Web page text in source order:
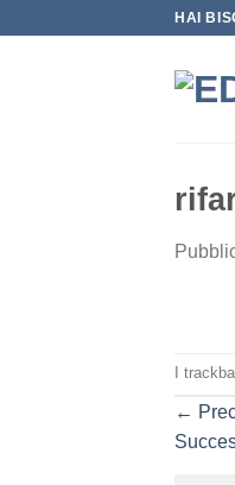
HAI
I
←